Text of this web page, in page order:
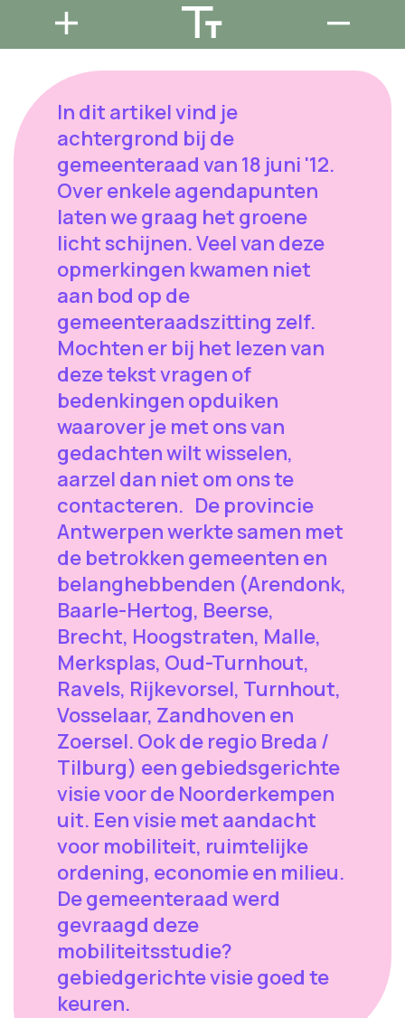
In dit artikel vind je
achtergrond bij de
gemeenteraad van 18 juni '12.
Over enkele agendapunten
laten we graag het groene
licht schijnen. Veel van deze
opmerkingen kwamen niet
aan bod op de
gemeenteraadszitting zelf.
Mochten er bij het lezen van
deze tekst vragen of
bedenkingen opduiken
waarover je met ons van
gedachten wilt wisselen,
aarzel dan niet om ons te
contacteren. De provincie
Antwerpen werkte samen met
de betrokken gemeenten en
belanghebbenden (Arendonk,
Baarle-Hertog, Beerse,
Brecht, Hoogstraten, Malle,
Merksplas, Oud-Turnhout,
Ravels, Rijkevorsel, Turnhout,
Vosselaar, Zandhoven en
Zoersel. Ook de regio Breda /
Tilburg) een gebiedsgerichte
visie voor de Noorderkempen
uit. Een visie met aandacht
voor mobiliteit, ruimtelijke
ordening, economie en milieu.
De gemeenteraad werd
gevraagd deze
mobiliteitsstudie?
gebiedgerichte visie goed te
keuren.